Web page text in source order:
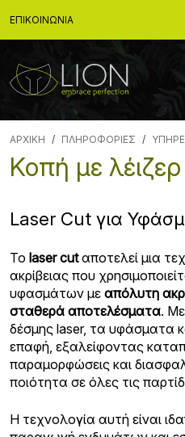
ΕΠΙΚΟΙΝΩΝΊΑ
ΑΡΧΙΚΉ ΠΛΗΡΟΦΟΡΊΕΣ
Κοπή με λέιζερ
Laser Cut για
Το laser cutαποτελεί μια
ακρίβειας που
υφασμάτων με απόλυτη
σταθερά αποτελέσματα.
δέσμης laser, τα υφάσματα
επαφή, εξαλείφοντας
παραμορφώσεις και
ποιότητα σε όλες τις
Η τεχνολογία αυτή είναι